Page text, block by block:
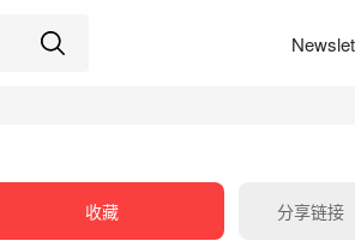
收藏 分享链接